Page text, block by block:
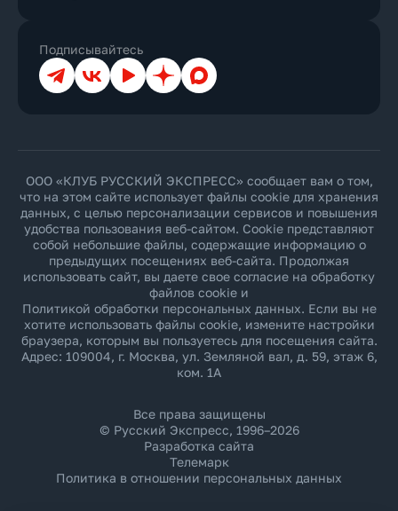
Подписывайтесь
ТелеграмВКонтакте
YouTubeДзен Max
ООО «КЛУБ РУССКИЙ ЭКСПРЕСС» сообщает вам о том,
что на этом сайте использует файлы cookie для хранения
данных, с целью персонализации сервисов и повышения
удобства пользования веб-сайтом. Cookie представляют
собой небольшие файлы, содержащие информацию о
предыдущих посещениях веб-сайта. Продолжая
использовать сайт, вы даете свое согласие на обработку
файлов cookie и
Политикой обработки персональных данных. Если вы не
хотите использовать файлы cookie, измените настройки
браузера, которым вы пользуетесь для посещения сайта.
Адрес: 109004, г. Москва, ул. Земляной вал, д. 59, этаж 6,
ком. 1А
Все права защищены
© Русский Экспресс, 1996–2026
Разработка сайта
Телемарк
Политика в отношении персональных данных